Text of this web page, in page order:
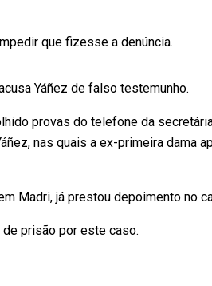
que fizesse a denúncia.
Yáñez de falso testemunho.
provas do telefone da
nas quais a ex-primeira dama
Madri, já prestou depoimento no
prisão por este caso.